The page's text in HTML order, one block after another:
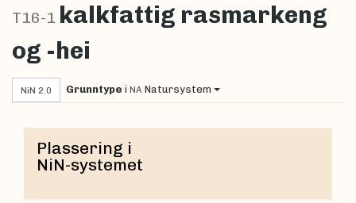
T16-1 kalkfattig rasmarkeng
og -hei
NiN 2.0 Grunntype i NA Natursystem
Plassering i
NiN-systemet